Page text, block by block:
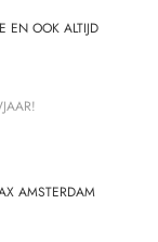
EN OOK ALTIJD
AMSTERDAM